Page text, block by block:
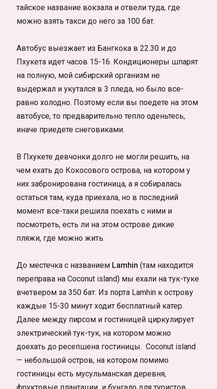
тайское название вокзала и отвели туда, где
можно взять такси до него за 100 бат.
Автобус выезжает из Бангкока в 22.30 и до
Пхукета идет часов 15-16. Кондиционеры шпарят
на полную, мой сибирский организм не
выдержал и укутался в 3 пледа, но было все-
равно холодно. Поэтому если вы поедете на этом
автобусе, то предварительно тепло оденьтесь,
иначе приедете снеговиками.
В Пхукете девчонки долго не могли решить, на
чем ехать до Кокосового острова, на котором у
них забронирована гостиница, а я собиралась
остаться там, куда приехала, но в последний
момент все-таки решила поехать с ними и
посмотреть, есть ли на этом острове дикие
пляжи, где можно жить.
До местечка с названием Lamhin (там находится
переправа на Coconut island) мы ехали на тук-туке
вчетвером за 350 бат. Из порта Lamhin к острову
каждые 15-30 минут ходит бесплатный катер.
Далее между пирсом и гостиницей циркулирует
электрический тук-тук, на котором можно
доехать до ресепшена гостиницы. Coconut island
— небольшой остров, на котором помимо
гостиницы есть мусульманская деревня,